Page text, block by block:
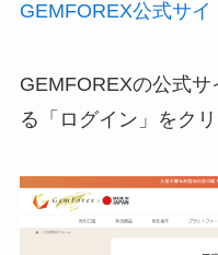
GEMFOREX公式サイ
GEMFOREXの公式
る「ログイン」をクリ